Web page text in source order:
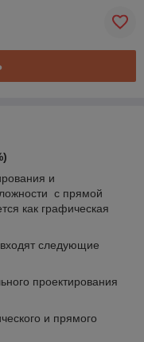
и
с прямой
как графическая
следующие
проектирования
и прямого